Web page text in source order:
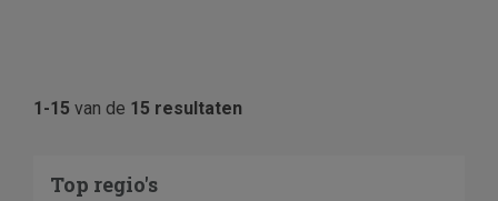
1-15 van de 15 resultaten
Top regio's